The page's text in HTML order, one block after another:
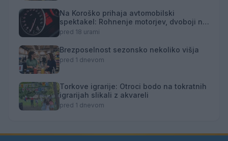
Na Koroško prihaja avtomobilski
spektakel: Rohnenje motorjev, dvoboji na
progah in atraktivni Car Meet
pred 18 urami
Brezposelnost sezonsko nekoliko višja
pred 1 dnevom
Torkove igrarije: Otroci bodo na tokratnih
igrarijah slikali z akvareli
pred 1 dnevom